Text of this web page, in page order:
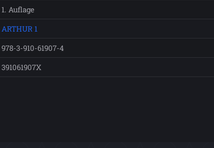
1. Auflage
ARTHUR 1
978-3-910-61907-4
391061907X